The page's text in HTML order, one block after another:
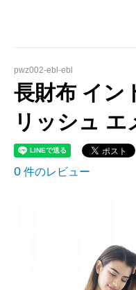
pwz002-ebl-ebl
長財布 イン
リッシュ
0 件のレビュー